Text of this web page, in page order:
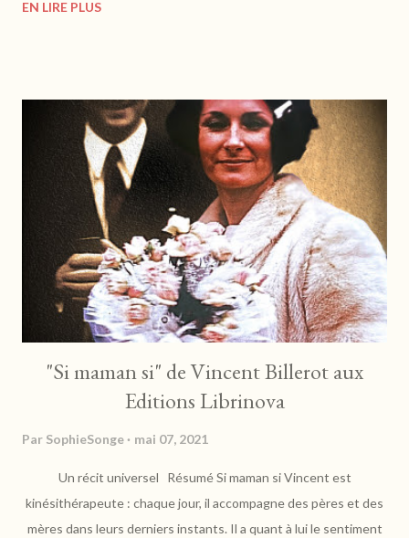
https://evidence-boutique.com Dans une France ravagée,
tension. Attention, ça va saigner... De la torture en cavalcade, ce
roman nous propose une histoire réaliste et dynamitée. Barré,
sanglant, on est embarqué dans une succession d'événements
vrombissants. On comprend très vite que l'on n'a pas affaire à
des tendres et qu'avec eux, il vaut mieux avoir le cœur bien
accroché. Les caractères sont bien trempés, l'...
EN LIRE PLUS
"Si maman si" de Vincent Billerot aux
Editions Librinova
Par SophieSonge mai 07, 2021
Un récit universel Résumé Si maman si Vincent est
kinésithérapeute : chaque jour, il accompagne des pères et des
mères dans leurs derniers instants. Il a quant à lui le sentiment